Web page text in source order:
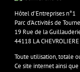
Hôtel d’Entreprises n°1
Parc d’Activités de
19 Rue de la
44118 LA CHEVROLIERE
Toute utilisation, totale
Ce site internet ainsi